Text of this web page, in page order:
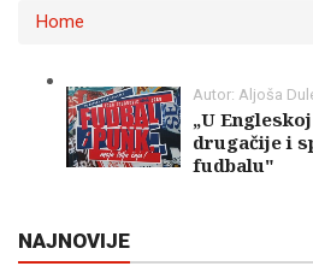
Home
Autor: Aljoša
„U
drugačije i
fudbalu"
NAJNOVIJE